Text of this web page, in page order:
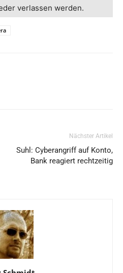
verlassen werden.
Nächster Artikel
Suhl: Cyberangriff auf Konto,
Bank reagiert rechtzeitig